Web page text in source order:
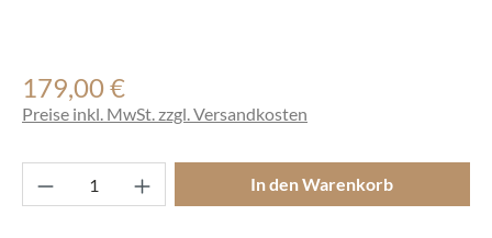
Regulärer Preis:
179,00 €
Preise inkl. MwSt. zzgl. Versandkosten
Produkt Anzahl: Gib den gewünschten
In den Warenkorb